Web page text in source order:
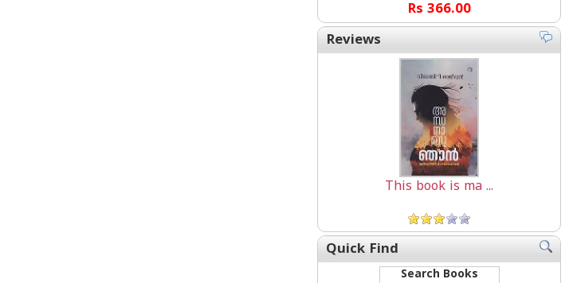
Rs 366.00
Reviews
This book is ma ...
Quick Find
Search Books